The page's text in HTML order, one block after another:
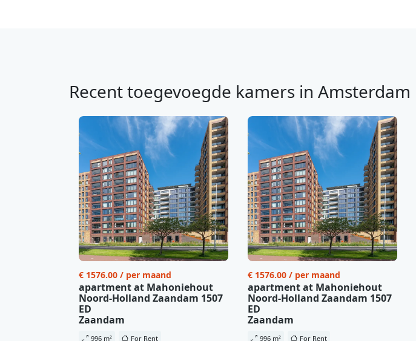
Recent toegevoegde kamers in Amsterdam
€ 1576.00 / per maand
apartment at Mahoniehout
Noord-Holland Zaandam 1507
ED
Zaandam
996 m² For Rent
€ 1576.00 / per maand
apartment at Mahoniehout
Noord-Holland Zaandam 1507
ED
Zaandam
996 m² For Rent